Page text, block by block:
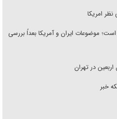
امریکا
است؛ موضوعات ایران و آمریکا بعداً بررسی
در تهران